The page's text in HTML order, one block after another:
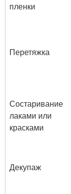
пленки
Перетяжка
Состаривание
лаками или
красками
Декупаж